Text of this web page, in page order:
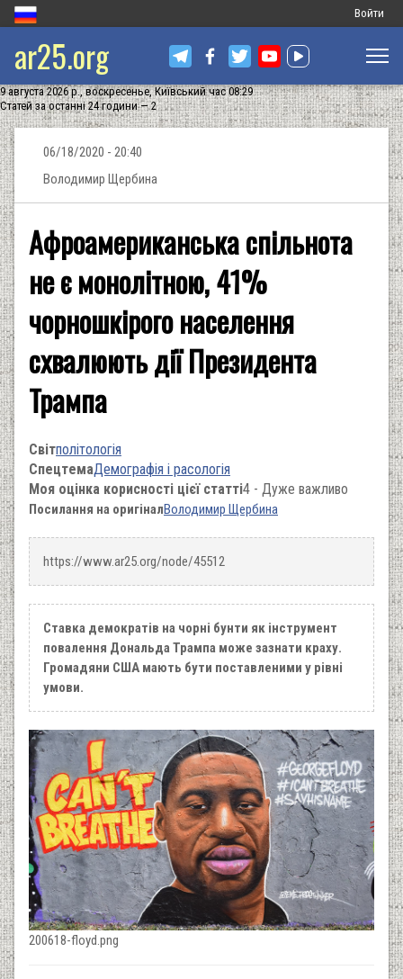
Меню
запису
Войти
ar25.org
9 августа 2026 р., воскресенье, Київський час 08:29
Статей за останні 24 години — 2
06/18/2020 - 20:40
Володимир Щербина
Афроамериканська спільнота
не є монолітною, 41%
чорношкірого населення
схвалюють дії Президента
Трампа
Світполітологія
СпецтемаДемографія і расологія
Моя оцінка корисності цієї статті4 - Дуже важливо
Посилання на оригіналВолодимир Щербина
https://www.ar25.org/node/45512
Ставка демократів на чорні бунти як інструмент
повалення Дональда Трампа може зазнати краху.
Громадяни США мають бути поставленими у рівні
умови.
200618-floyd.png